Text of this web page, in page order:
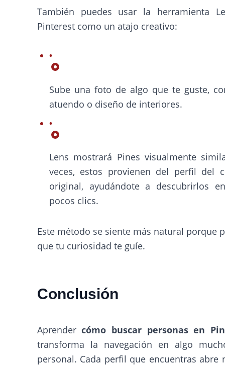
También puedes usar la herramienta
Pinterest como un atajo creativo:
Sube una foto de algo que te guste,
atuendo o diseño de interiores.
Lens mostrará Pines visualmente
veces, estos provienen del perfil del
original, ayudándote a descubrirlos
pocos clics.
Este método se siente más natural porque
que tu curiosidad te guíe.
Conclusión
Aprendercómo buscar personas en
transforma la navegación en algo
personal. Cada perfil que encuentras abre